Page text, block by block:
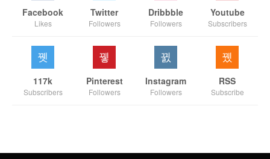
Facebook
Likes
Twitter
Followers
Dribbble
Followers
Youtube
Subscribers
117k
Subscribers
Pinterest
Followers
Instagram
Followers
RSS
Subscribe